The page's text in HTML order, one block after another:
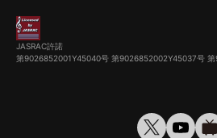
JASRAC許諾
第9026852001Y45040号 第9026852002Y45037号